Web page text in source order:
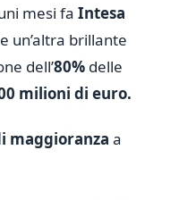
mesi fa Intesa
un’altra brillante
dell’80% delle
milioni di euro.
maggioranza a